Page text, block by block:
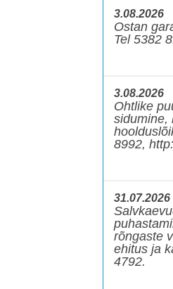
3.08.2026
Ostan
Tel 5382
3.08.2026
Ohtlike
sidumine,
8992,
31.07.2026
rõngaste
ehitus ja
4792.